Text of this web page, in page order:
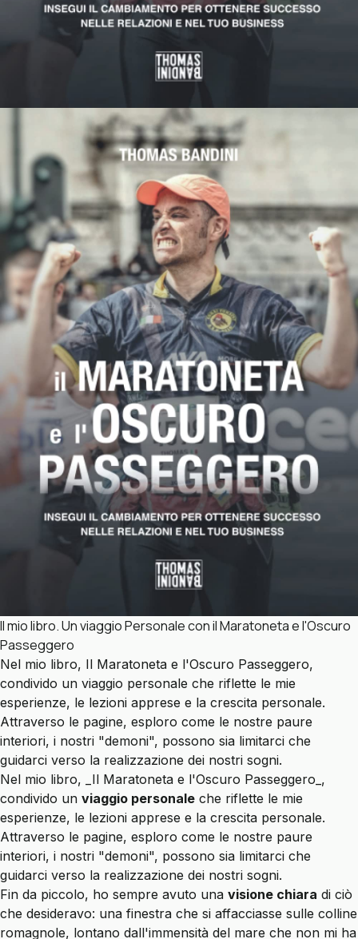
Il mio libro. Un viaggio Personale con il Maratoneta e l'Oscuro
Passeggero
Nel mio libro, Il Maratoneta e l'Oscuro Passeggero,
condivido un viaggio personale che riflette le mie
esperienze, le lezioni apprese e la crescita personale.
Attraverso le pagine, esploro come le nostre paure
interiori, i nostri "demoni", possono sia limitarci che
guidarci verso la realizzazione dei nostri sogni.
Nel mio libro,
_Il Maratoneta e l'Oscuro Passeggero_ ,
condivido un viaggio personale che riflette le mie
esperienze, le lezioni apprese e la crescita personale.
Attraverso le pagine, esploro come le nostre paure
interiori, i nostri "demoni", possono sia limitarci che
guidarci verso la realizzazione dei nostri sogni.
Fin da piccolo, ho sempre avuto una visione chiara di ciò
che desideravo: una finestra che si affacciasse sulle colline
romagnole, lontano dall'immensità del mare che non mi ha